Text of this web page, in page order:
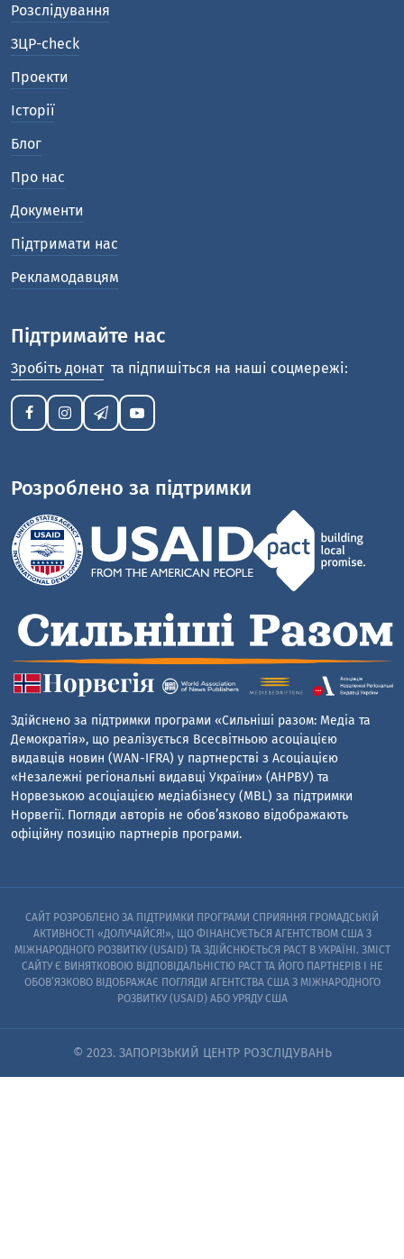
Розслідування
ЗЦР-check
Проекти
Історії
Блог
Про нас
Документи
Підтримати нас
Рекламодавцям
Підтримайте нас
Зробіть донат та підпишіться на наші соцмережі:
Розроблено за підтримки
Здійснено за підтримки програми «Сильніші разом: Медіа та
Демократія», що реалізується Всесвітньою асоціацією
видавців новин (WAN-IFRA) у партнерстві з Асоціацією
«Незалежні регіональні видавці України» (АНРВУ) та
Норвезькою асоціацією медіабізнесу (MBL) за підтримки
Норвегії. Погляди авторів не обов’язково відображають
офіційну позицію партнерів програми.
САЙТ РОЗРОБЛЕНО ЗА ПІДТРИМКИ ПРОГРАМИ СПРИЯННЯ ГРОМАДСЬКІЙ
АКТИВНОСТІ «ДОЛУЧАЙСЯ!», ЩО ФІНАНСУЄТЬСЯ АГЕНТСТВОМ США З
МІЖНАРОДНОГО РОЗВИТКУ (USAID) ТА ЗДІЙСНЮЄТЬСЯ PACT В УКРАЇНІ. ЗМІСТ
САЙТУ Є ВИНЯТКОВОЮ ВІДПОВІДАЛЬНІСТЮ PACT ТА ЙОГО ПАРТНЕРІВ I НЕ
ОБОВ’ЯЗКОВО ВІДОБРАЖАЄ ПОГЛЯДИ АГЕНТСТВА США З МІЖНАРОДНОГО
РОЗВИТКУ (USAID) АБО УРЯДУ США
© 2023. ЗАПОРІЗЬКИЙ ЦЕНТР РОЗСЛІДУВАНЬ